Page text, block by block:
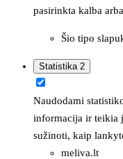
pasirinkta kalba
Šio tipo
Statistika 2
Naudodami
informacija ir teikia
sužinoti, kaip
meliva.lt